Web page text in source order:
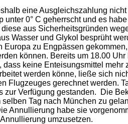
eine Ausgleichszahlung
0° C geherrscht und es
aus Sicherheitsgründen
Wasser und Glykol besprüht
zu Engpässen
können. Bereits um 18.00
keine Enteisungsmittel mehr
werden könne, ließe sich
Flugzeuges gerechnet werden.
zur Verfügung gestanden. Die
Tag nach München zu
Annullierung habe sie
umzusetzen.